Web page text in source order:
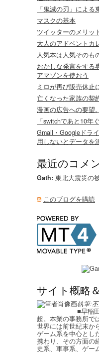
「鬼滅の刃」による
マスクの基本
ツイッターのメリッ
大人のアドベントカ
人気本は人気そのも
おかしな発言をする
アマゾンを使おう
ミロが再び販売休止
亡くなった家族の契
漫画の広告への要望
「switchであと10年
Gmail・Googleドラ
用しないとデータを
最近のコメ
Gath: 東北大震災の
このブログを購読
サイト概略
執筆:
■早稲
超。本業の事務所で
世界には前世紀末か
ゲーム系を中心とし
携わり、その方面の
史系、軍事系、ゲー